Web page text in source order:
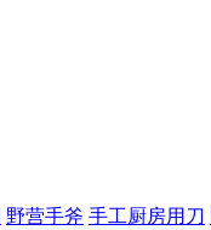
野营手斧 手工厨房用刀